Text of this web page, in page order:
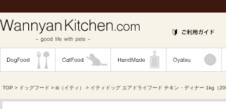
TOP > ドッグフード > iti（イティ） > イティドッグ エアドライフード チキン・ディナー 1kg（